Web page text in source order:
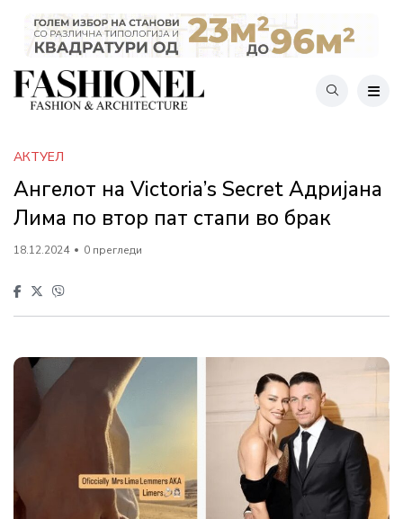
АКТУЕЛ
Ангелот на Victoria’s Secret Адријана
Лима по втор пат стапи во брак
18.12.2024 0 прегледи